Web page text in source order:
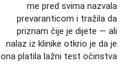
me pred svima nazvala
prevaranticom i tražila da
priznam čije je dijete — ali
nalaz iz klinike otkrio je da je
ona platila lažni test očinstva